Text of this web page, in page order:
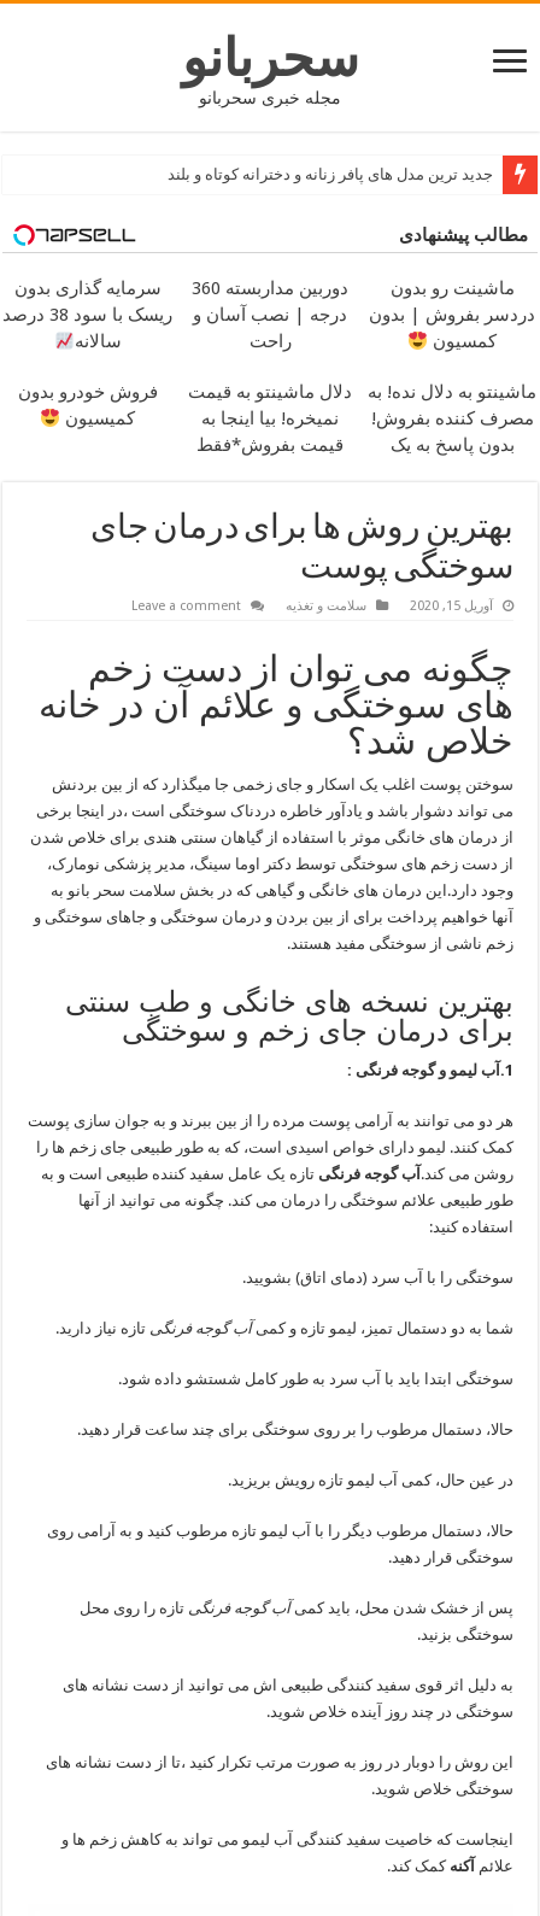
سحربانو
مجله خبری سحربانو
جدید ترین مدل های پافر زنانه و دخترانه کوتاه و بلند
مطالب پیشنهادی
ماشینت رو بدون
دردسر بفروش | بدون
کمسیون
دوربین مداربسته 360
درجه | نصب آسان و
راحت
سرمایه گذاری بدون
ریسک با سود 38 درصد
سالانه
ماشینتو به دلال نده! به
مصرف کننده بفروش!
بدون پاسخ به یک
دلال ماشینتو به قیمت
نمیخره! بیا اینجا به
قیمت بفروش*فقط
فروش خودرو بدون
کمیسیون
بهترین روش ها برای درمان جای
سوختگی پوست
آوریل 15, 2020 سلامت و تغذیه Leave a comment
چگونه می توان از دست زخم
های سوختگی و علائم آن در خانه
خلاص شد؟
سوختن پوست اغلب یک اسکار و جای زخمی جا میگذارد که از بین بردنش
می تواند دشوار باشد و یادآور خاطره دردناک سوختگی است ،در اینجا برخی
از درمان های خانگی موثر با استفاده از گیاهان سنتی هندی برای خلاص شدن
از دست زخم های سوختگی توسط دکتر اوما سینگ، مدیر پزشکی نومارک،
وجود دارد.این درمان های خانگی و گیاهی که در بخش سلامت سحر بانو به
آنها خواهیم پرداخت برای از بین بردن و درمان سوختگی و جاهای سوختگی و
زخم ناشی از سوختگی مفید هستند.
بهترین نسخه های خانگی و طب سنتی
برای درمان جای زخم و سوختگی
1.آب لیمو و گوجه فرنگی :
هر دو می توانند به آرامی پوست مرده را از بین ببرند و به جوان سازی پوست
کمک کنند. لیمو دارای خواص اسیدی است، که به طور طبیعی جای زخم ها را
روشن می کند. آب گوجه فرنگی تازه یک عامل سفید کننده طبیعی است و به
طور طبیعی علائم سوختگی را درمان می کند. چگونه می توانید از آنها
استفاده کنید:
سوختگی را با آب سرد (دمای اتاق) بشویید.
شما به دو دستمال تمیز، لیمو تازه و کمیآب گوجه فرنگی تازه نیاز دارید.
سوختگی ابتدا باید با آب سرد به طور کامل شستشو داده شود.
حالا، دستمال مرطوب را بر روی سوختگی برای چند ساعت قرار دهید.
در عین حال، کمی آب لیمو تازه رویش بریزید.
حالا، دستمال مرطوب دیگر را با آب لیمو تازه مرطوب کنید و به آرامی روی
سوختگی قرار دهید.
پس از خشک شدن محل، باید کمیآب گوجه فرنگی تازه را روی محل
سوختگی بزنید.
به دلیل اثر قوی سفید کنندگی طبیعی اش می توانید از دست نشانه های
سوختگی در چند روز آینده خلاص شوید.
این روش را دوبار در روز به صورت مرتب تکرار کنید ،تا از دست نشانه های
سوختگی خلاص شوید.
اینجاست که خاصیت سفید کنندگی آب لیمو می تواند به کاهش زخم ها و
علائم آکنه کمک کند.